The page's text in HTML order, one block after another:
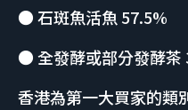
● 石斑魚活魚 57.5%
● 全發酵或部分發酵茶
香港為第一大買家的類